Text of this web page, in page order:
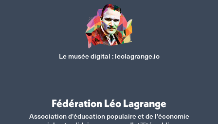
Le musée digital :leolagrange.io
Fédération Léo Lagrange
Association d'éducation populaire et de l'économie